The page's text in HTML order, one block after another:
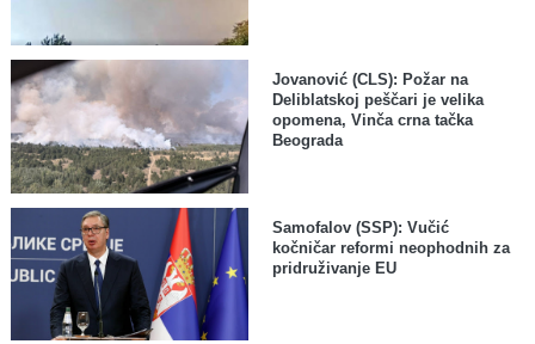
Jovanović (CLS): Požar na
Deliblatskoj peščari je velika
opomena, Vinča crna tačka
Beograda
Samofalov (SSP): Vučić
kočničar reformi neophodnih za
pridruživanje EU